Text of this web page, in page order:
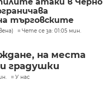
търговските
Чете се за: 01:05 мин.
на места
градушки
У нас